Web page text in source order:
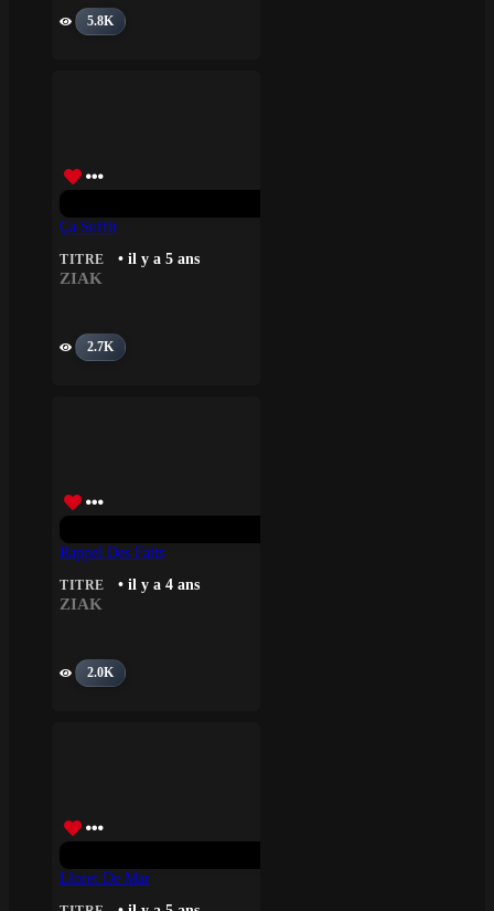
5.8K
Ça Suffit
TITRE • il y a 5 ans
ZIAK
2.7K
Rappel Des Faits
TITRE • il y a 4 ans
ZIAK
2.0K
Lloret De Mar